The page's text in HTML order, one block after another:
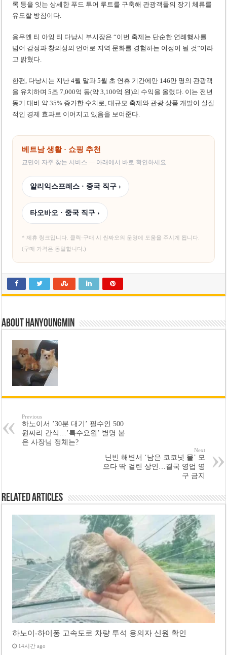
록 등을 잇는 상세한 푸드 투어 루트를 구축해 관광객들의 장기 체류를
유도할 방침이다.
응우옌 티 아잉 티 다낭시 부시장은 “이번 축제는 단순한 연례행사를
넘어 감정과 창의성의 언어로 지역 문화를 경험하는 여정이 될 것”이라
고 밝혔다.
한편, 다낭시는 지난 4월 말과 5월 초 연휴 기간에만 146만 명의 관광객
을 유치하며 5조 7,000억 동(약 3,100억 원)의 수익을 올렸다. 이는 전년
동기 대비 약 35% 증가한 수치로, 대규모 축제와 관광 상품 개발이 실질
적인 경제 효과로 이어지고 있음을 보여준다.
베트남 생활 · 쇼핑 추천
교민이 자주 찾는 서비스 — 아래에서 바로 확인하세요
알리익스프레스 · 중국 직구 ›
타오바오 · 중국 직구 ›
* 제휴 링크입니다. 클릭·구매 시 씬짜오의 운영에 도움을 주시게 됩니다.
(구매 가격은 동일합니다.)
About hanyoungmin
Previous
하노이서 ’30분 대기’ 필수인 500
원짜리 간식…’특수요원’ 별명 붙
은 사장님 정체는?
Next
닌빈 해변서 ‘남은 코코넛 물’ 모
으다 딱 걸린 상인…결국 영업 영
구 금지
Related Articles
하노이-하이퐁 고속도로 차량 투석 용의자 신원 확인
14시간 ago